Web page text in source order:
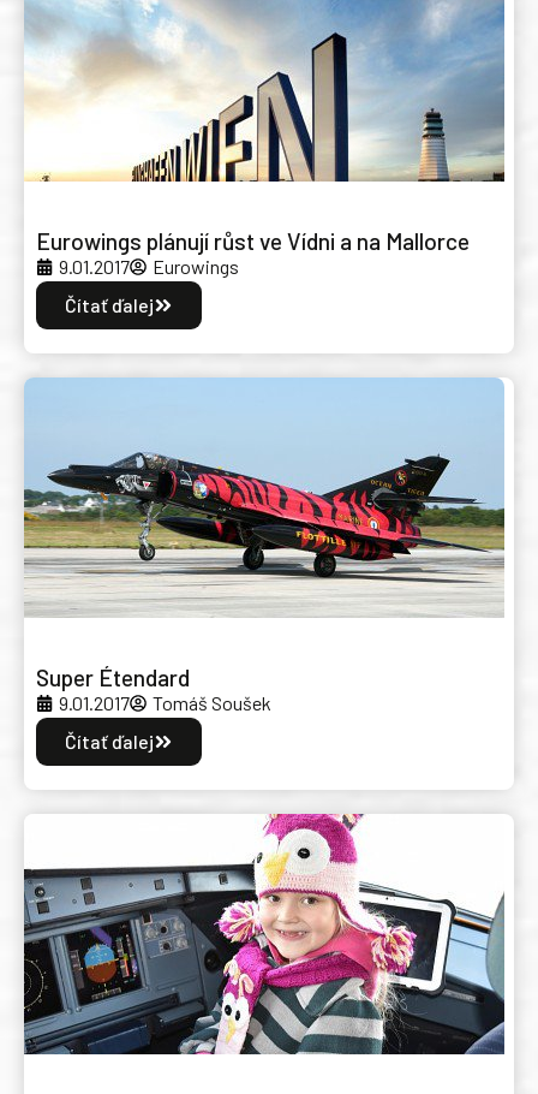
Eurowings plánují růst ve Vídni a na Mallorce
9.01.2017
Eurowings
Čítať ďalej
Super Étendard
9.01.2017
Tomáš Soušek
Čítať ďalej